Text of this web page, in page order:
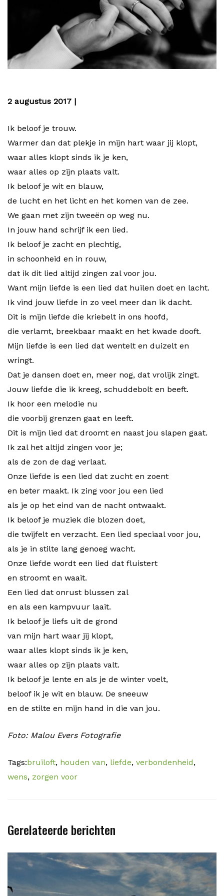
2 augustus 2017 |
Ik beloof je trouw.
Warmer dan dat plekje in mijn hart waar jij klopt,
waar alles klopt sinds ik je ken,
waar alles op zijn plaats valt.
Ik beloof je wit en blauw,
de lucht en het licht en het komen van de zee.
We gaan met zijn tweeën op weg nu.
In jouw hand schrijf ik een lied.
Ik beloof je zacht en plechtig,
in schoonheid en in rouw,
dat ik dit lied altijd zingen zal voor jou.
Want mijn liefde is een lied dat huilen doet en lacht.
Ik vind jouw liefde in zo veel meer dan ik dacht.
Dit is mijn liefde die kriebelt in ons hoofd,
die verlamt, breekbaar maakt en het kwade dooft.
Mijn liefde is een lied dat wentelt en duizelt en
wringt.
Dat je dansen doet en, meer nog, dat vrolijk zingt.
Jouw liefde die ik kreeg, schuddebolt en beeft.
Ik hoor een melodie nu
die voorbij grenzen gaat en leeft.
Dit is mijn lied dat droomt en naast jou slapen gaat.
Ik zal het altijd zingen voor je;
als de zon de dag verlaat.
Onze liefde is een lied dat zucht en zoent
en beter maakt. Ik zing voor jou een lied
als je op het eind van de nacht ontwaakt.
Ik beloof je muziek die blozen doet,
die twijfelt en verzacht. Een lied speciaal voor jou,
als je in stilte lang genoeg wacht.
Onze liefde wordt een lied dat fluistert
en stroomt en waait.
Een lied dat onrust blussen zal
en als een kampvuur laait.
Ik beloof je liefs uit de grond
van mijn hart waar jij klopt,
waar alles klopt sinds ik je ken,
waar alles op zijn plaats valt.
Ik beloof je lente en als je de winter voelt,
beloof ik je wit en blauw. De sneeuw
en de stilte en mijn hand in die van jou.
Foto: Malou Evers Fotografie
Tags:bruiloft, houden van, liefde, verbondenheid,
wens, zorgen voor
Gerelateerde berichten